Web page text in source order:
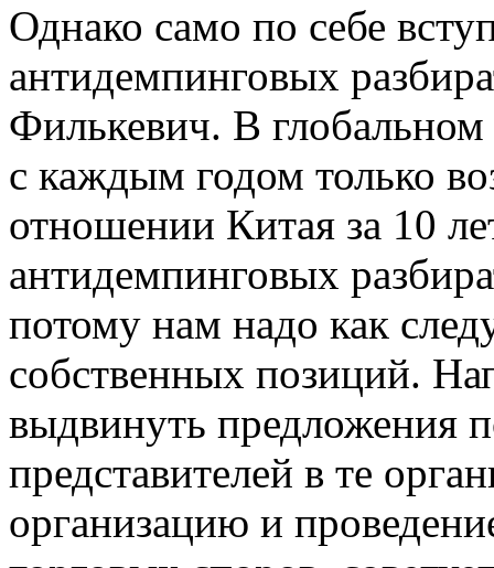
Однако само по себе
антидемпинговых
Филькевич. В глобальном
с каждым годом только
отношении Китая за 10
антидемпинговых
потому нам надо как
собственных позиций.
выдвинуть предложения
представителей в те
организацию и